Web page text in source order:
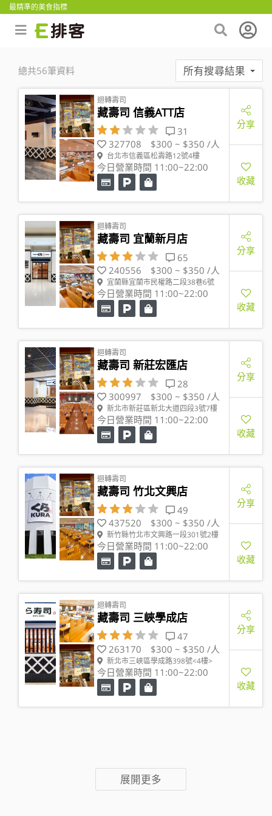
最精準的美食指標
總共56筆資料 所有搜尋結果
迴轉壽司
藏壽司 信義ATT店
31
327708
$300 ~ $350 /人
台北市信義區松壽路12號4樓
今日營業時間 11:00~22:00
分享
收藏
迴轉壽司
藏壽司 宜蘭新月店
65
240556
$300 ~ $350 /人
宜蘭縣宜蘭市民權路二段38巷6號
今日營業時間 11:00~22:00
分享
收藏
迴轉壽司
藏壽司 新莊宏匯店
28
300997
$300 ~ $350 /人
新北市新莊區新北大道四段3號7樓
今日營業時間 11:00~22:00
分享
收藏
迴轉壽司
藏壽司 竹北文興店
49
437520
$300 ~ $350 /人
新竹縣竹北市文興路一段301號2樓
今日營業時間 11:00~22:00
分享
收藏
迴轉壽司
藏壽司 三峽學成店
47
263170
$300 ~ $350 /人
新北市三峽區學成路398號<4樓>
今日營業時間 11:00~22:00
分享
收藏
展開更多